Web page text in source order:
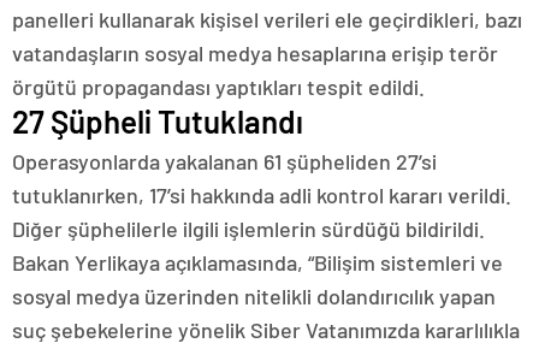
panelleri kullanarak kişisel verileri ele geçirdikleri, bazı
vatandaşların sosyal medya hesaplarına erişip terör
örgütü propagandası yaptıkları tespit edildi.
27 Şüpheli Tutuklandı
Operasyonlarda yakalanan 61 şüpheliden 27’si
tutuklanırken, 17’si hakkında adli kontrol kararı verildi.
Diğer şüphelilerle ilgili işlemlerin sürdüğü bildirildi.
Bakan Yerlikaya açıklamasında, “Bilişim sistemleri ve
sosyal medya üzerinden nitelikli dolandırıcılık yapan
suç şebekelerine yönelik Siber Vatanımızda kararlılıkla